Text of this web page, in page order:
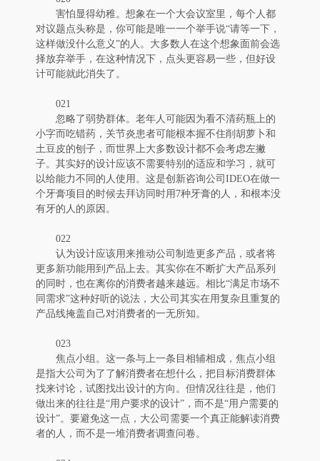
害怕显得幼稚。想象在一个大会议室里，每个人都
对议题点头称是，你可能是唯一一个举手说“请等一下，
这样做没什么意义”的人。大多数人在这个想象面前会选
择放弃举手，在这种情况下，点头更容易一些，但好设
计可能就此消失了。
021
忽略了弱势群体。老年人可能因为看不清药瓶上的
小字而吃错药，关节炎患者可能根本握不住削胡萝卜和
土豆皮的刨子，而世界上大多数设计都不会考虑左撇
子。其实好的设计应该不需要特别的适应和学习，就可
以给能力不同的人使用。这是创新咨询公司IDEO在做一
个牙膏项目的时候去拜访同时用7种牙膏的人，和根本没
有牙的人的原因。
022
认为设计应该用来推动公司制造更多产品，或者将
更多新功能用到产品上去。其实你在不断扩大产品系列
的同时，也在离你的消费者越来越远。相比“满足市场不
同需求”这种好听的说法，大公司其实在用复杂且重复的
产品线掩盖自己对消费者的一无所知。
023
焦点小组。这一条与上一条目相辅相成，焦点小组
是指大公司为了了解消费者在想什么，把目标消费群体
找来讨论，试图找出设计的方向。但情况往往是，他们
做出来的往往是“用户要求的设计”，而不是“用户需要的
设计”。要避免这一点，大公司需要一个真正能解读消费
者的人，而不是一堆消费者调查问卷。